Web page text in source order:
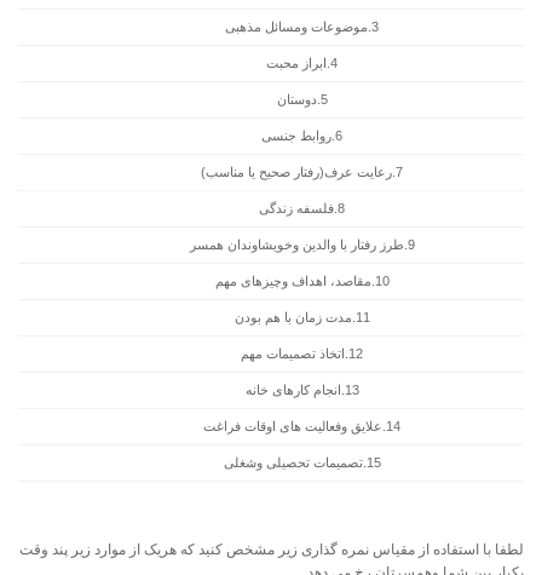
3.موضوعات ومسائل مذهبی
4.ابراز محبت
5.دوستان
6.روابط جنسی
7.رعایت عرف(رفتار صحیح یا مناسب)
8.فلسفه زندگی
9.طرز رفتار با والدین وخویشاوندان همسر
10.مقاصد، اهداف وچیزهای مهم
11.مدت زمان با هم بودن
12.اتخاذ تصمیمات مهم
13.انجام کارهای خانه
14.علایق وفعالیت های اوقات فراغت
15.تصمیمات تحصیلی وشغلی
لطفا با استفاده از مقیاس نمره گذاری زیر مشخص کنید که هریک از موارد زیر پند وقت